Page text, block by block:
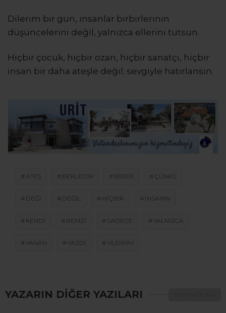
Dilerim bir gün, insanlar birbirlerinin
düşüncelerini değil, yalnızca ellerini tutsun.
Hiçbir çocuk, hiçbir ozan, hiçbir sanatçı, hiçbir
insan bir daha ateşle değil; sevgiyle hatırlansın.
ATEŞ BEKLEDIK BIRER ÇÜNKÜ
DEĞI DEĞIL HIÇBIR INSANIN
KENDI REMZI SADECE YALNIZCA
YANAN YAZDI YILDIRIM
YAZARIN DİĞER YAZILARI